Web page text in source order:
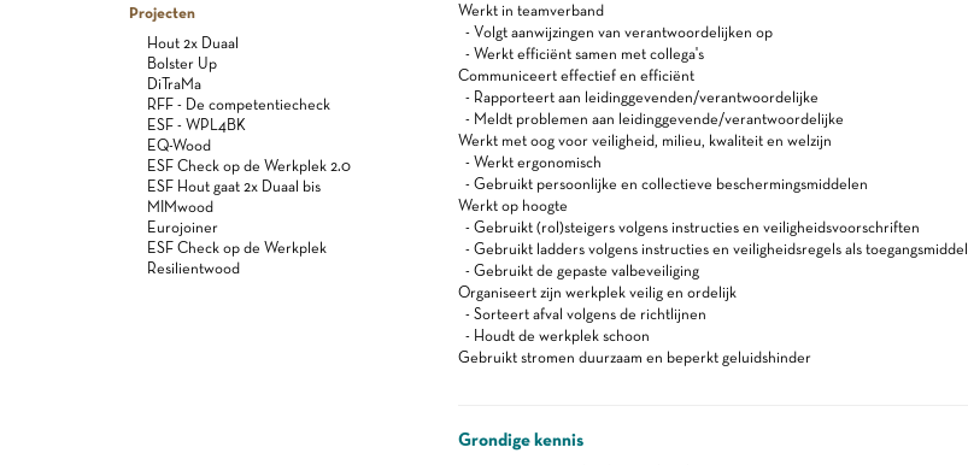
Projecten
Hout 2x Duaal
Bolster Up
DiTraMa
RFF - De competentiecheck
ESF - WPL4BK
EQ-Wood
ESF Check op de Werkplek 2.0
ESF Hout gaat 2x Duaal bis
MIMwood
Eurojoiner
ESF Check op de Werkplek
Resilientwood
Werkt in teamverband
- Volgt aanwijzingen van verantwoordelijken op
- Werkt efficiënt samen met collega's
Communiceert effectief en efficiënt
- Rapporteert aan leidinggevenden/verantwoordelijke
- Meldt problemen aan leidinggevende/verantwoordelijke
Werkt met oog voor veiligheid, milieu, kwaliteit en welzijn
- Werkt ergonomisch
- Gebruikt persoonlijke en collectieve beschermingsmiddelen
Werkt op hoogte
- Gebruikt (rol)steigers volgens instructies en veiligheidsvoorschriften
- Gebruikt ladders volgens instructies en veiligheidsregels als toegangsmiddel
- Gebruikt de gepaste valbeveiliging
Organiseert zijn werkplek veilig en ordelijk
- Sorteert afval volgens de richtlijnen
- Houdt de werkplek schoon
Gebruikt stromen duurzaam en beperkt geluidshinder
Grondige kennis